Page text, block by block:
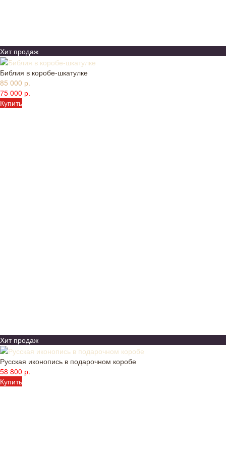
Хит продаж
Библия в коробе-шкатулке
85 000 р.
75 000 р.
Купить
Хит продаж
Русская иконопись в подарочном коробе
58 800 р.
Купить